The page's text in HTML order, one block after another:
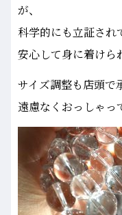
が、
科学的にも立証され
安心して身に着け
サイズ調整も店頭で
遠慮なくおっしゃっ